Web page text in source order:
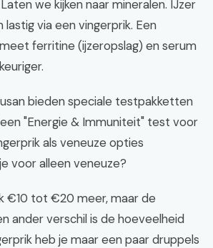
we kijken naar mineralen. IJzer
lastig via een vingerprik. Een
ferritine (ijzeropslag) en serum
bieden speciale testpakketten
"Energie & Immuniteit" test voor
als veneuze opties
voor alleen veneuze?
€10 tot €20 meer, maar de
ander verschil is de hoeveelheid
heb je maar een paar druppels